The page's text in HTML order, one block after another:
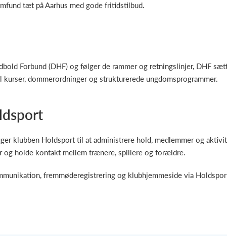
tæt på Aarhus med gode fritidstilbud.
Forbund (DHF) og følger de rammer og retningslinjer, DHF
dommerordninger og strukturerede ungdomsprogrammer.
klubben Holdsport til at administrere hold, medlemmer og
holde kontakt mellem trænere, spillere og forældre.
fremmøderegistrering og klubhjemmeside via